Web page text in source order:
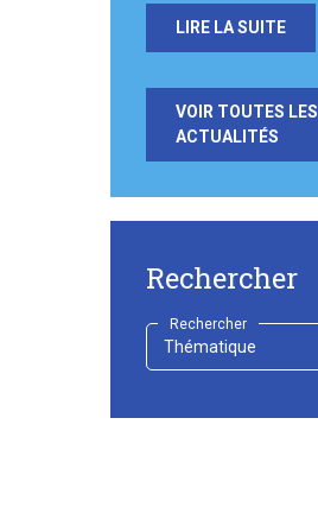
LIRE LA SUITE
VOIR TOUTES LES
ACTUALITÉS
Rechercher
Rechercher
Choisir